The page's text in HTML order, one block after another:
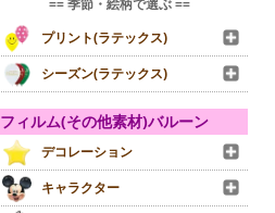
== 季節・絵柄で選ぶ ==
プリント(ラテックス)
シーズン(ラテックス)
フィルム(その他素材)バルーン
デコレーション
キャラクター